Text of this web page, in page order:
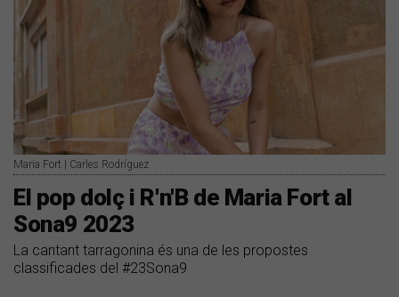
Maria Fort | Carles Rodríguez
El pop dolç i R'n'B de Maria Fort al
Sona9 2023
La cantant tarragonina és una de les propostes
classificades del #23Sona9